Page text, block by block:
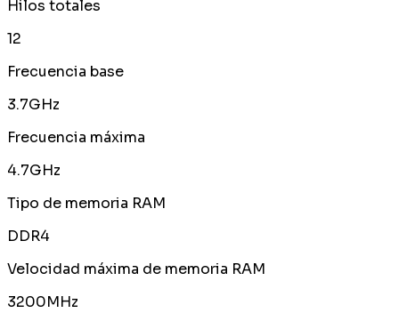
Hilos totales
12
Frecuencia base
3.7GHz
Frecuencia máxima
4.7GHz
Tipo de memoria RAM
DDR4
Velocidad máxima de memoria RAM
3200MHz